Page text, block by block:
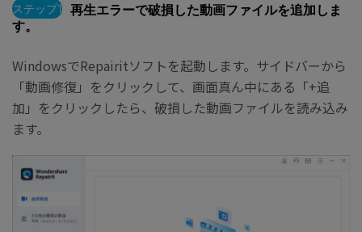
ステップ1 再生エラーで破損した動画ファイルを追加しま
す。
WindowsでRepairitソフトを起動します。サイドバーから
「動画修復」をクリックして、画面真ん中にある「+追
加」をクリックしたら、破損した動画ファイルを読み込み
ます。